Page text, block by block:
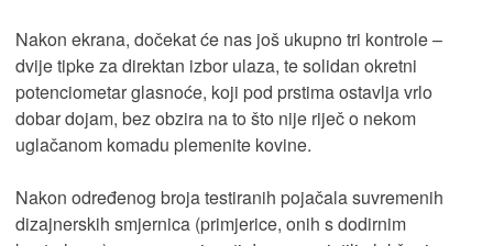
Nakon ekrana, dočekat će nas još ukupno tri kontrole –
dvije tipke za direktan izbor ulaza, te solidan okretni
potenciometar glasnoće, koji pod prstima ostavlja vrlo
dobar dojam, bez obzira na to što nije riječ o nekom
uglačanom komadu plemenite kovine.
Nakon određenog broja testiranih pojačala suvremenih
dizajnerskih smjernica (primjerice, onih s dodirnim